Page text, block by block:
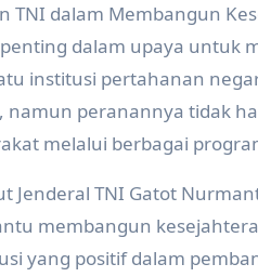
TNI dalam Membangun
dalam upaya untuk
institusi pertahanan
namun peranannya tidak
melalui berbagai
Jenderal TNI Gatot
membangun
yang positif dalam